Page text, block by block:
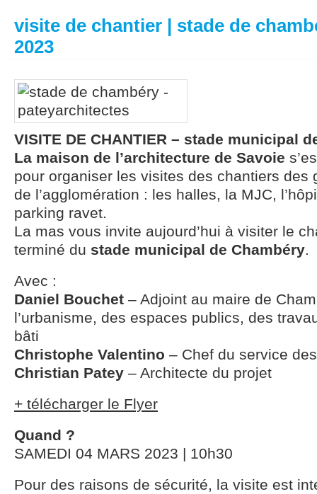
visite de chantier | stade de
2023
VISITE DE CHANTIER – stade municipal
La maison de l’architecture de Savoie
pour organiser les visites des chantiers des
de l’agglomération : les halles, la MJC,
parking ravet.
La mas vous invite aujourd’hui à visiter le
terminé du stade municipal de Chambéry.
Avec :
Daniel Bouchet – Adjoint au maire de
l’urbanisme, des espaces publics, des
bâti
Christophe Valentino – Chef du service
Christian Patey – Architecte du projet
+ télécharger le Flyer
Quand ?
SAMEDI 04 MARS 2023 | 10h30
Pour des raisons de sécurité, la visite est